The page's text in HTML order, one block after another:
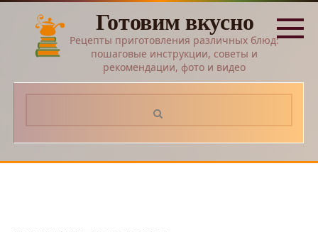
Перейти
контенту
Готовим вкусно
Рецепты приготовления различных блюд:
пошаговые инструкции, советы и
рекомендации, фото и видео